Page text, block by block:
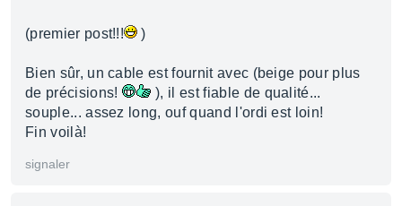
(premier post!!! )
Bien sûr, un cable est fournit avec (beige pour plus
de précisions!
), il est fiable de qualité...
souple... assez long, ouf quand l'ordi est loin!
Fin voilà!
signaler